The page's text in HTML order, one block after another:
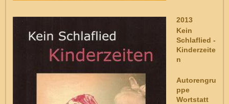
2013
Kein
Schlaflied -
Kinderzeite
n
Autorengru
ppe
Wortstatt